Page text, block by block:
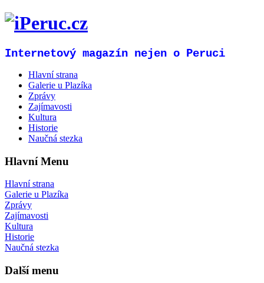
Internetový magazín nejen o Peruci
Hlavní strana
Galerie u Plazíka
Zprávy
Zajímavosti
Kultura
Historie
Naučná stezka
Hlavní Menu
Hlavní strana
Galerie u Plazíka
Zprávy
Zajímavosti
Kultura
Historie
Naučná stezka
Další menu